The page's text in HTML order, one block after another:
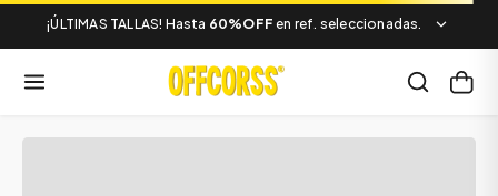
¡ÚLTIMAS TALLAS! Hasta 60%OFF en ref. seleccionadas.